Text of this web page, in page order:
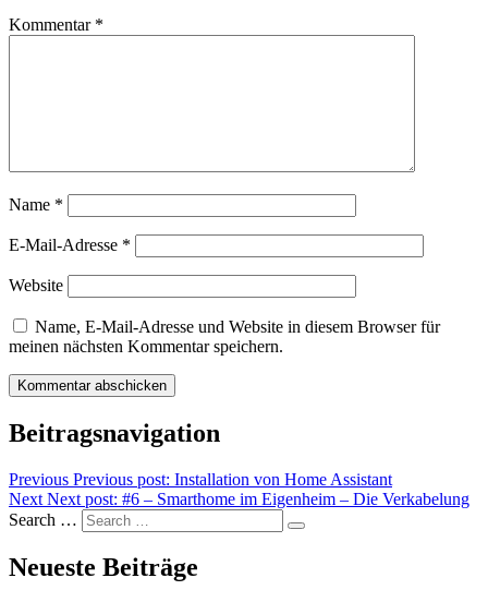
Kommentar *
Name *
E-Mail-Adresse *
Website
Name, E-Mail-Adresse und Website in diesem Browser für
meinen nächsten Kommentar speichern.
Beitragsnavigation
Previous Previous post: Installation von Home Assistant
Next Next post: #6 – Smarthome im Eigenheim – Die Verkabelung
Search …
Neueste Beiträge